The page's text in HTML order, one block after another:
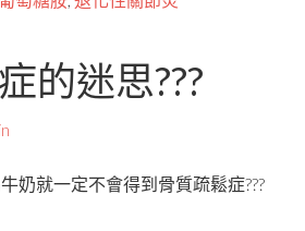
的迷思???
奶就一定不會得到骨質疏鬆症???